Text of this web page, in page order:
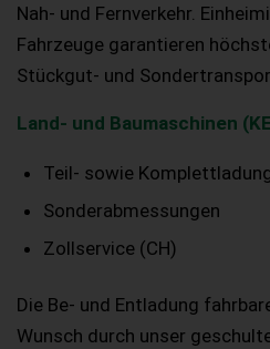
Nah- und Fernverkehr.
Fahrzeuge garantieren
Stückgut- und
Land- und Baumaschinen
Teil- sowie
Sonderabmessungen
Zollservice (CH)
Die Be- und Entladung
Wunsch durch unser